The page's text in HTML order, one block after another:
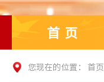
首页
您现在的位置： 首页